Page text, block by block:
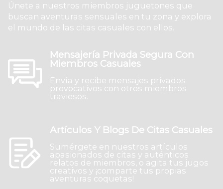
Únete a nuestros miembros juguetones que
buscan aventuras sensuales en tu zona y explora
el mundo de las citas casuales con ellos.
Mensajería Privada Segura Con
Miembros Casuales
Envía y recibe mensajes privados
provocativos con otros miembros
traviesos.
Artículos Y Blogs De Citas Casuales
Sumérgete en nuestros artículos
apasionados de citas y auténticos
relatos de miembros, o agita tus jugos
creativos y ¡comparte tus propias
aventuras coquetas!